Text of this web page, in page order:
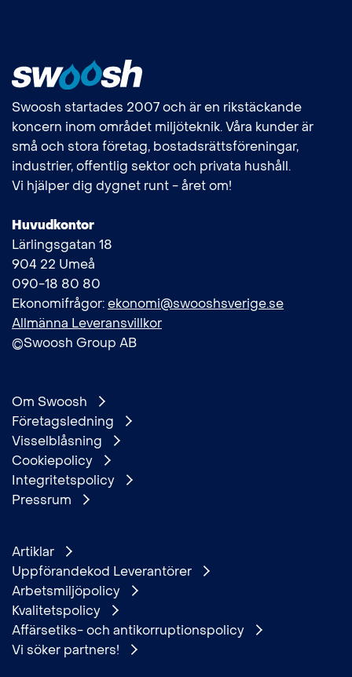
Swoosh startades 2007 och är en rikstäckande
koncern inom området miljöteknik. Våra kunder är
små och stora företag, bostadsrättsföreningar,
industrier, offentlig sektor och privata hushåll.
Vi hjälper dig dygnet runt - året om!
Huvudkontor
Lärlingsgatan 18
904 22 Umeå
090-18 80 80
Ekonomifrågor:ekonomi@swooshsverige.se
Allmänna Leveransvillkor
©Swoosh Group AB
Om Swoosh
Företagsledning
Visselblåsning
Cookiepolicy
Integritetspolicy
Pressrum
Artiklar
Uppförandekod Leverantörer
Arbetsmiljöpolicy
Kvalitetspolicy
Affärsetiks- och antikorruptionspolicy
Vi söker partners!